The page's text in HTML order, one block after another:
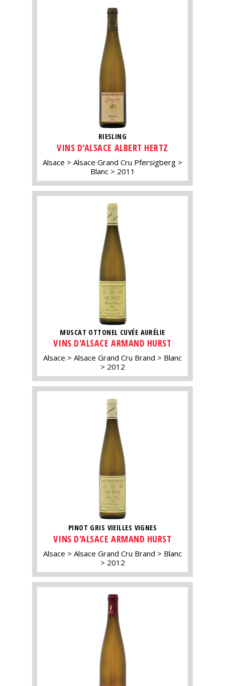
RIESLING
VINS D'ALSACE ALBERT HERTZ
Alsace
Alsace Grand Cru Pfersigberg
Blanc
2011
MUSCAT OTTONEL CUVÉE AURÉLIE
VINS D'ALSACE ARMAND HURST
Alsace Alsace Grand Cru Brand
Blanc
2012
PINOT GRIS VIEILLES VIGNES
VINS D'ALSACE ARMAND HURST
Alsace Alsace Grand Cru Brand
Blanc
2012